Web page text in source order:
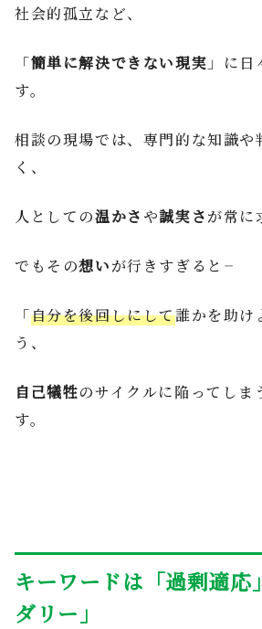
社会的孤立など、
「簡単に解決できない現実 」に
す。
相談の現場では、専門的な知識や
く、
人としての温かさ や誠実さが常に
でもその想いが行きすぎると――
「自分を後回しにして誰かを助け
う、
自己犠牲のサイクルに陥ってしま
す。
キーワードは「過剰適応
ダリー」